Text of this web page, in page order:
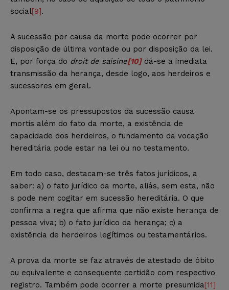
social[9].
A sucessão por causa da morte pode ocorrer por
disposição de última vontade ou por disposição da lei.
E, por força do droit de saisine[10]dá-se a imediata
transmissão da herança, desde logo, aos herdeiros e
sucessores em geral.
Apontam-se os pressupostos da sucessão causa
mortis além do fato da morte, a existência de
capacidade dos herdeiros, o fundamento da vocação
hereditária pode estar na lei ou no testamento.
Em todo caso, destacam-se três fatos jurídicos, a
saber: a) o fato jurídico da morte, aliás, sem esta, não
s pode nem cogitar em sucessão hereditária. O que
confirma a regra que afirma que não existe herança de
pessoa viva; b) o fato jurídico da herança; c) a
existência de herdeiros legítimos ou testamentários.
A prova da morte se faz através de atestado de óbito
ou equivalente e consequente certidão com respectivo
registro. Também pode ocorrer a morte presumida[11]